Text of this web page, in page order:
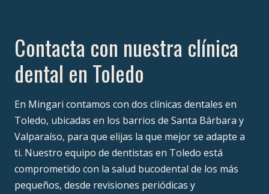
Contacta con nuestra clínica
dental en Toledo
En Mingari contamos con dos clínicas dentales en
Toledo, ubicadas en los barrios de Santa Bárbara y
Valparaíso, para que elijas la que mejor se adapte a
ti. Nuestro equipo de dentistas en Toledo está
comprometido con la salud bucodental de los más
pequeños, desde revisiones periódicas y